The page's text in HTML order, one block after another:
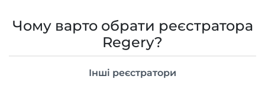
Чому варто обрати реєстратора
Regery?
Інші реєстратори